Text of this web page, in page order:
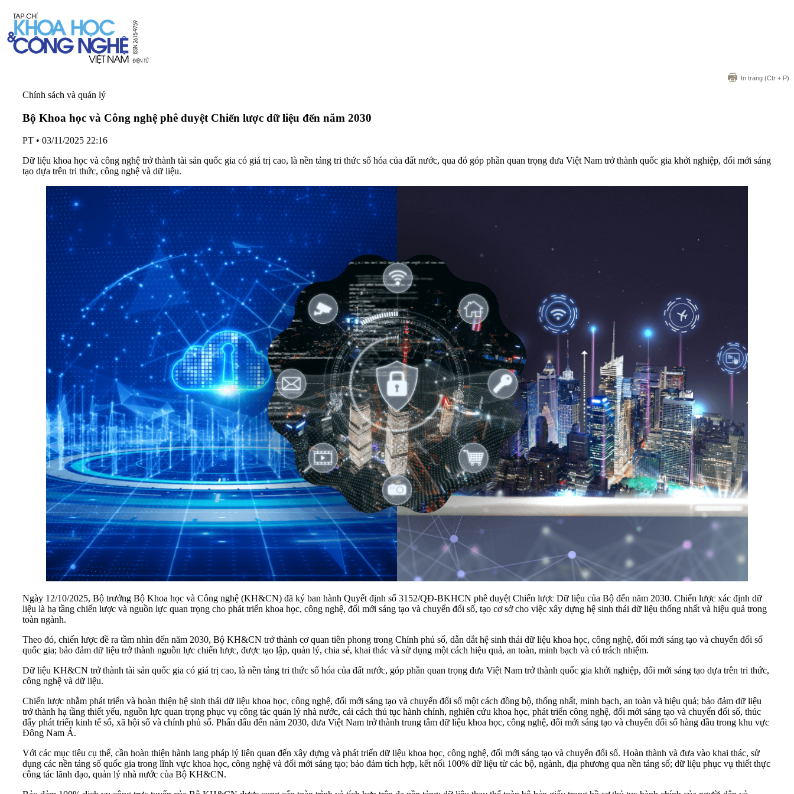
In trang (Ctr + P)
Chính sách và quản lý
Bộ Khoa học và Công nghệ phê duyệt Chiến lược dữ liệu đến năm 2030
PT • 03/11/2025 22:16
Dữ liệu khoa học và công nghệ trở thành tài sản quốc gia có giá trị cao, là nền tảng tri thức số hóa của đất nước, qua đó góp phần quan trọng đưa Việt Nam trở thành quốc gia khởi nghiệp, đổi mới sáng
tạo dựa trên tri thức, công nghệ và dữ liệu.
Ngày 12/10/2025, Bộ trưởng Bộ Khoa học và Công nghệ (KH&CN) đã ký ban hành Quyết định số 3152/QĐ-BKHCN phê duyệt Chiến lược Dữ liệu của Bộ đến năm 2030. Chiến lược xác định dữ
liệu là hạ tầng chiến lược và nguồn lực quan trọng cho phát triển khoa học, công nghệ, đổi mới sáng tạo và chuyển đổi số, tạo cơ sở cho việc xây dựng hệ sinh thái dữ liệu thống nhất và hiệu quả trong
toàn ngành.
Theo đó, chiến lược đề ra tầm nhìn đến năm 2030, Bộ KH&CN trở thành cơ quan tiên phong trong Chính phủ số, dẫn dắt hệ sinh thái dữ liệu khoa học, công nghệ, đổi mới sáng tạo và chuyển đổi số
quốc gia; bảo đảm dữ liệu trở thành nguồn lực chiến lược, được tạo lập, quản lý, chia sẻ, khai thác và sử dụng một cách hiệu quả, an toàn, minh bạch và có trách nhiệm.
Dữ liệu KH&CN trở thành tài sản quốc gia có giá trị cao, là nền tảng tri thức số hóa của đất nước, góp phần quan trọng đưa Việt Nam trở thành quốc gia khởi nghiệp, đổi mới sáng tạo dựa trên tri thức,
công nghệ và dữ liệu.
Chiến lược nhằm phát triển và hoàn thiện hệ sinh thái dữ liệu khoa học, công nghệ, đổi mới sáng tạo và chuyển đổi số một cách đồng bộ, thống nhất, minh bạch, an toàn và hiệu quả; bảo đảm dữ liệu
trở thành hạ tầng thiết yếu, nguồn lực quan trọng phục vụ công tác quản lý nhà nước, cải cách thủ tục hành chính, nghiên cứu khoa học, phát triển công nghệ, đổi mới sáng tạo và chuyển đổi số, thúc
đẩy phát triển kinh tế số, xã hội số và chính phủ số. Phấn đấu đến năm 2030, đưa Việt Nam trở thành trung tâm dữ liệu khoa học, công nghệ, đổi mới sáng tạo và chuyển đổi số hàng đầu trong khu vực
Đông Nam Á.
Với các mục tiêu cụ thể, cần hoàn thiện hành lang pháp lý liên quan đến xây dựng và phát triển dữ liệu khoa học, công nghệ, đổi mới sáng tạo và chuyển đổi số. Hoàn thành và đưa vào khai thác, sử
dụng các nền tảng số quốc gia trong lĩnh vực khoa học, công nghệ và đổi mới sáng tạo; bảo đảm tích hợp, kết nối 100% dữ liệu từ các bộ, ngành, địa phương qua nền tảng số; dữ liệu phục vụ thiết thực
công tác lãnh đạo, quản lý nhà nước của Bộ KH&CN.